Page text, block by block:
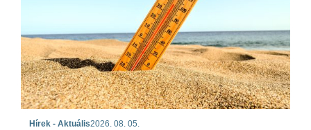
Hírek - Aktuális2026. 08. 05.